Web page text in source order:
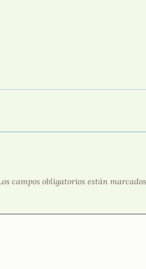
campos obligatorios están